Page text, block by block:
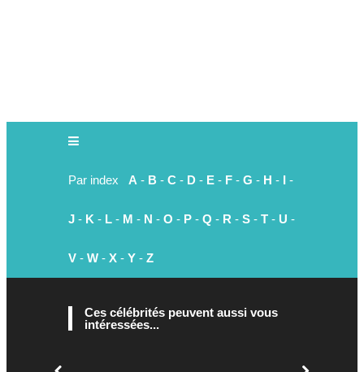
Par index A - B - C - D - E - F - G - H - I -
J - K - L - M - N - O - P - Q - R - S - T - U -
V - W - X - Y - Z
Ces célébrités peuvent aussi vous
intéressées...